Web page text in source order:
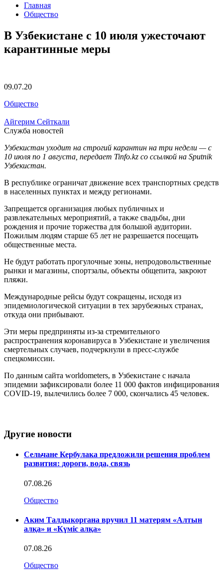
Главная
Общество
В Узбекистане с 10 июля ужесточают
карантинные меры
09.07.20
Общество
Айгерим Сейткали
Служба новостей
Узбекистан уходит на строгий карантин на три недели — с
10 июля по 1 августа, передает Tinfo.kz со ссылкой на Sputnik
Узбекистан.
В республике ограничат движение всех транспортных средств
в населенных пунктах и между регионами.
Запрещается организация любых публичных и
развлекательных мероприятий, а также свадьбы, дни
рождения и прочие торжества для большой аудитории.
Пожилым людям старше 65 лет не разрешается посещать
общественные места.
Не будут работать прогулочные зоны, непродовольственные
рынки и магазины, спортзалы, объекты общепита, закроют
пляжи.
Международные рейсы будут сокращены, исходя из
эпидемиологической ситуации в тех зарубежных странах,
откуда они прибывают.
Эти меры предприняты из-за стремительного
распространения коронавируса в Узбекистане и увеличения
смертельных случаев, подчеркнули в пресс-службе
спецкомиссии.
По данным сайта worldometers, в Узбекистане с начала
эпидемии зафиксировали более 11 000 фактов инфицирования
COVID-19, вылечились более 7 000, скончались 45 человек.
Другие новости
Сельчане Кербулака предложили решения проблем
развития: дороги, вода, связь
07.08.26
Общество
Аким Талдыкоргана вручил 11 матерям «Алтын
алқа» и «Күміс алқа»
07.08.26
Общество